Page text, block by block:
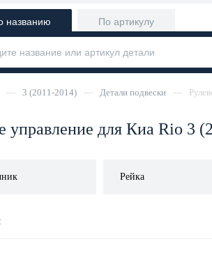
названию По артикулу
— 3 (2011-2014) — Детали подвески —
управление для Киа Rio 3
Рейка